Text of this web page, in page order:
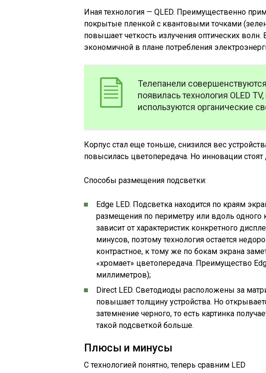
Иная технология — QLED. Преимущественно
покрытые пленкой с квантовыми точками
повышает четкость излучения оптических волн.
экономичной в плане потребления
Телепанели
появилась технология OLED
используются органические
Корпус стал еще тоньше, снизился вес
повысилась цветопередача. Но инновации стоят
Способы размещения подсветки:
Edge LED. Подсветка находится по краям
размещения по периметру или вдоль одного
зависит от характеристик конкретного
минусов, поэтому технология остается
контрастное, к тому же по бокам экрана
«хромает» цветопередача. Преимущество
миллиметров);
Direct LED. Светодиоды расположены за
повышает толщину устройства. Но
затемнение черного, то есть картинка
такой подсветкой больше.
Плюсы и минусы
С технологией понятно, теперь сравним LED